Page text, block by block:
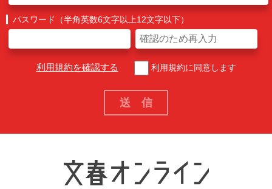
パスワード（半角英数6文字以上12文字以下）
利用規約を確認する 利用規約に同意します